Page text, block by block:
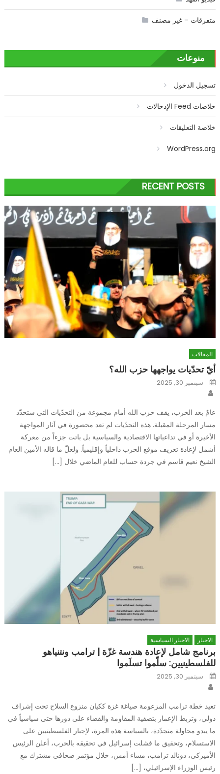
متفرقات – غير مصنف
منوعات
تسجيل الدخول
خلاصات Feed الإدخالات
خلاصة التعليقات
WordPress.org
RECENT POSTS
المقالات
أيّ تحدّيات يواجهها حزب الله؟
Posted
onسبتمبر 30, 2025
عامٌ بعد الحرب، يقف حزب الله أمام مجموعة من التحدّيات التي ستحدّد
مسار المرحلة المقبلة. هذه التحدّيات لم تعد محصورة في آثار المواجهة
الأخيرة أو في تداعياتها الاقتصادية والسياسية بل باتت جزءاً من معركة
أشمل لإعادة تعريف موقع الحزب داخلياً وإقليمياً. ولعلّ ما قاله الأمين العام
الشيخ نعيم قاسم في جردة حساب للعام الماضي خلال […]
الاخبار الاخبار السياسية
برنامج شامل لإعادة هندسة غزّة | ترامب ونتنياهو
للفلسطينيين: سلّموا تسلَموا
Posted
onسبتمبر 30, 2025
تعيد خطة ترامب المزعومة صياغة غزة ككيان منزوع السلاح تحت إشراف
دولي، وتربط الإعمار بتصفية المقاومة والقضاء على دورها حتى سياسياً في
ما يبدو محاولة متجدّدة، بالسياسة هذه المرة، لإجبار الفلسطينيين على
الاستسلام، وتحقيق ما فشلت إسرائيل في تحقيقه بالحرب، أعلن الرئيس
الأميركي، دونالد ترامب، مساء أمس، خلال مؤتمر صحافي مشترك مع
رئيس الوزراء الإسرائيلي، […]